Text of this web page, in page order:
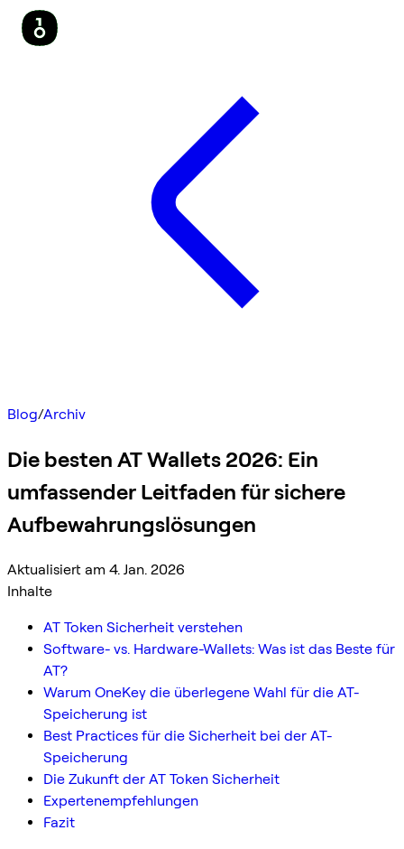
Blog/Archiv
Die besten AT Wallets 2026: Ein
umfassender Leitfaden für sichere
Aufbewahrungslösungen
Aktualisiert am 4. Jan. 2026
Inhalte
AT Token Sicherheit verstehen
Software- vs. Hardware-Wallets: Was ist das Beste für
AT?
Warum OneKey die überlegene Wahl für die AT-
Speicherung ist
Best Practices für die Sicherheit bei der AT-
Speicherung
Die Zukunft der AT Token Sicherheit
Expertenempfehlungen
Fazit